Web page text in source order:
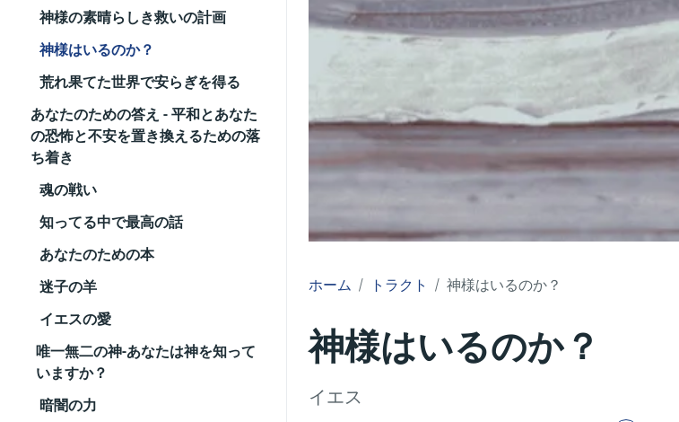
神様の素晴らしき救いの計画
神様はいるのか？
荒れ果てた世界で安らぎを得る
あなたのための答え - 平和とあなた
の恐怖と不安を置き換えるための落
ち着き
魂の戦い
知ってる中で最高の話
あなたのための本
迷子の羊
イエスの愛
唯一無二の神-あなたは神を知って
いますか？
暗闇の力
ホーム トラクト 神様はいるのか？
神様はいるのか？
イエス